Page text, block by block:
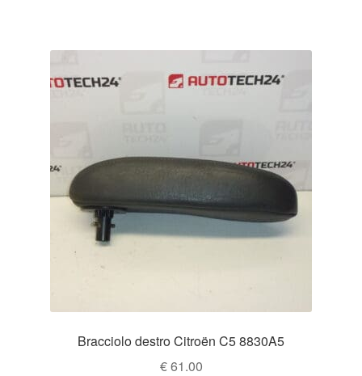
Bracciolo destro Citroën C5 8830A5
€61.00